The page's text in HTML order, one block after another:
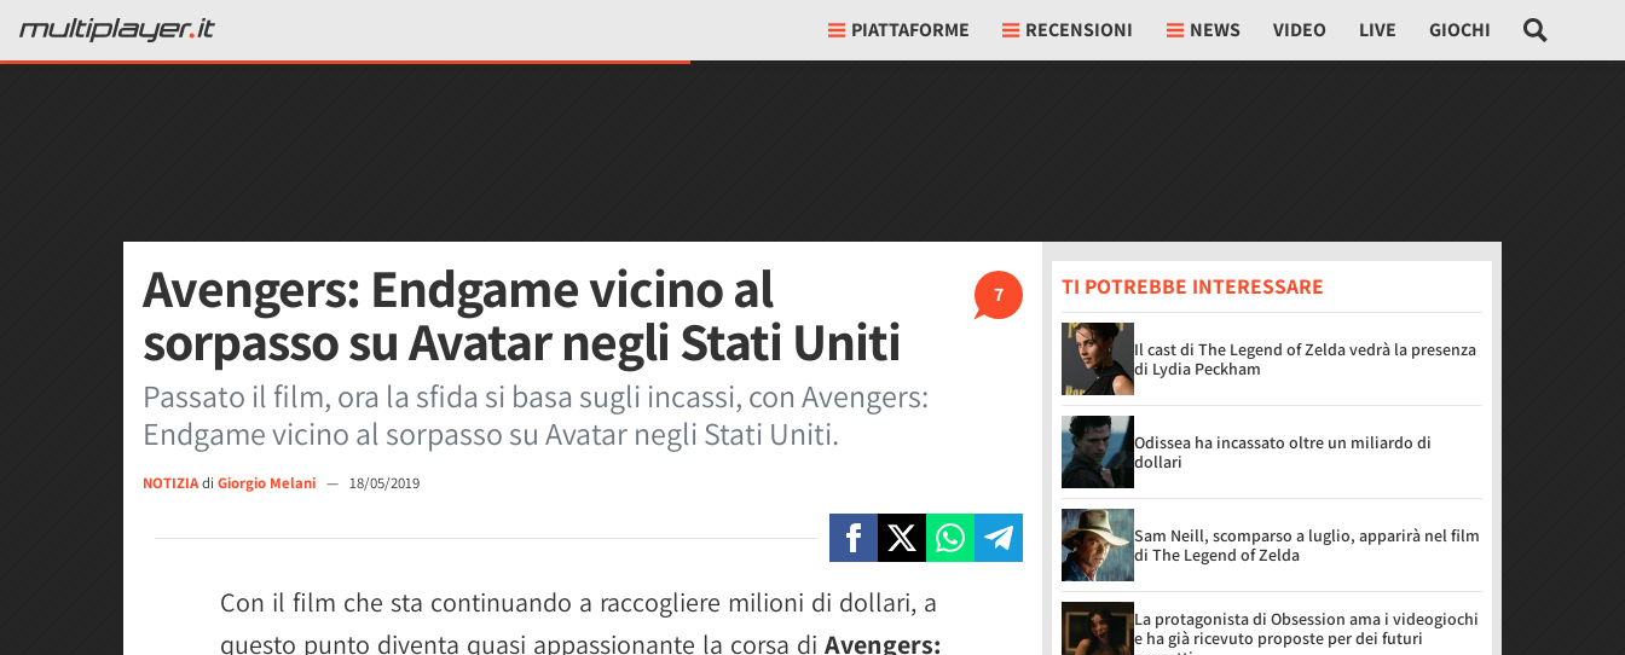
PIATTAFORME RECENSIONI NEWS VIDEO LIVE GIOCHI
7
Avengers: Endgame vicino al
sorpasso su Avatar negli Stati Uniti
Passato il film, ora la sfida si basa sugli incassi, con Avengers:
Endgame vicino al sorpasso su Avatar negli Stati Uniti.
NOTIZIAdi Giorgio Melani — 18/05/2019
Con il film che sta continuando a raccogliere milioni di dollari, a
questo punto diventa quasi appassionante la corsa di Avengers:
TI POTREBBE INTERESSARE
Il cast di The Legend of Zelda vedrà la presenza
di Lydia Peckham
Odissea ha incassato oltre un miliardo di
dollari
Sam Neill, scomparso a luglio, apparirà nel film
di The Legend of Zelda
La protagonista di Obsession ama i videogiochi
e ha già ricevuto proposte per dei futuri